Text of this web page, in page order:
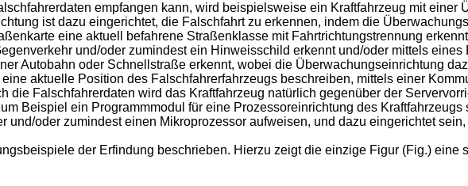
empfangen kann, wird beispielsweise ein Kraftfahrzeug mit
ist dazu eingerichtet, die Falschfahrt zu erkennen, indem die
eine aktuell befahrene Straßenklasse mit Fahrtrichtungstrennung
und/oder zumindest ein Hinweisschild erkennt und/oder mittels
Autobahn oder Schnellstraße erkennt, wobei die Überwachungseinrichtung
aktuelle Position des Falschfahrerfahrzeugs beschreiben, mittels einer
die Falschfahrerdaten wird das Kraftfahrzeug natürlich gegenüber der
Beispiel ein Programmmodul für eine Prozessoreinrichtung des
und/oder zumindest einen Mikroprozessor aufweisen, und dazu eingerichtet
der Erfindung beschrieben. Hierzu zeigt die einzige Figur (Fig.)